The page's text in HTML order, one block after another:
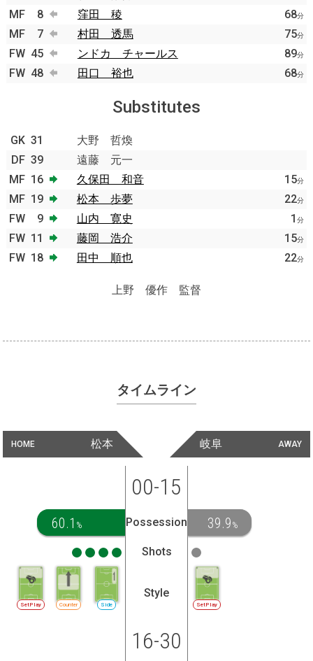
MF
8 窪田 稜 68分
MF 7 村田 透馬 75分
FW 45 ンドカ チャールス 89分
FW 48 田口 裕也 68分
Substitutes
GK 31
大野 哲煥
DF 39
遠藤 元一
MF 16 久保田 和音 15分
MF 19 松本 歩夢 22分
FW 9 山内 寛史 1 分
FW 11 藤岡 浩介 15分
FW 18 田中 順也 22分
上野 優作 監督
タイムライン
HOME 松本 AWAY
岐阜
00-15
60.1 % Possession 39.9 %
Shots
Side
Counter
SetPlay
Style
SetPlay
16-30